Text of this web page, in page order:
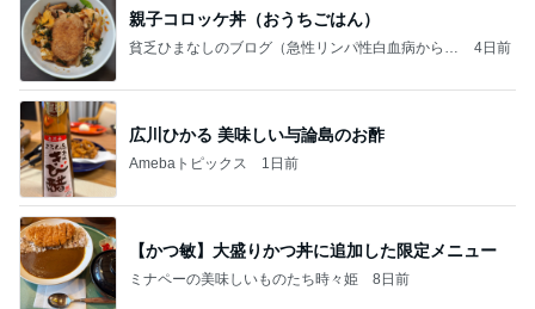
親子コロッケ丼（おうちごはん）
貧乏ひまなしのブログ（急性リンパ性白血病から回
4日前
広川ひかる 美味しい与論島のお酢
Amebaトピックス 1日前
【かつ敏】大盛りかつ丼に追加した限定メニュー
ミナペーの美味しいものたち時々姫 8日前